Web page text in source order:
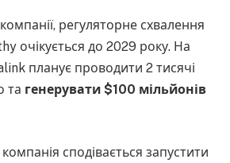
регуляторне схвалення
очікується до 2029 року. На
планує проводити 2 тисячі
та генерувати $100 мільйонів
сподівається запустити